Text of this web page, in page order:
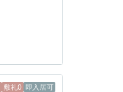
敷礼0 即入居可